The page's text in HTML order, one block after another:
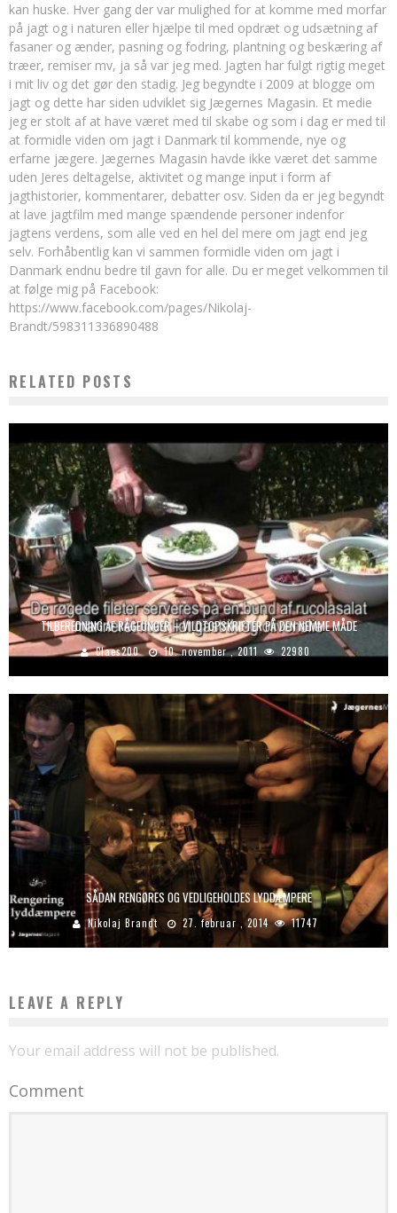
kan huske. Hver gang der var mulighed for at komme med morfar
på jagt og i naturen eller hjælpe til med opdræt og udsætning af
fasaner og ænder, pasning og fodring, plantning og beskæring af
træer, remiser mv, ja så var jeg med. Jagten har fulgt rigtig meget
i mit liv og det gør den stadig. Jeg begyndte i 2009 at blogge om
jagt og dette har siden udviklet sig Jægernes Magasin. Et medie
jeg er stolt af at have været med til skabe og som i dag er med til
at formidle viden om jagt i Danmark til kommende, nye og
erfarne jægere. Jægernes Magasin havde ikke været det samme
uden Jeres deltagelse, aktivitet og mange input i form af
jagthistorier, kommentarer, debatter osv. Siden da er jeg begyndt
at lave jagtfilm med mange spændende personer indenfor
jagtens verdens, som alle ved en hel del mere om jagt end jeg
selv. Forhåbentlig kan vi sammen formidle viden om jagt i
Danmark endnu bedre til gavn for alle. Du er meget velkommen til
at følge mig på Facebook:
https://www.facebook.com/pages/Nikolaj-
Brandt/598311336890488
RELATED POSTS
TILBEREDNING AF RÅGEUNGER – VILDTOPSKRIFTER PÅ DEN NEMME MÅDE
Claes200 10. november , 2011 22980
SÅDAN RENGØRES OG VEDLIGEHOLDES LYDDÆMPERE
Nikolaj Brandt 27. februar , 2014 11747
LEAVE A REPLY
Your email address will not be published.
Comment